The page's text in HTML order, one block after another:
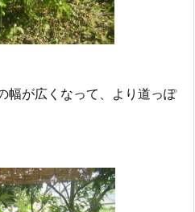
幅が広くなって、より道っぽ